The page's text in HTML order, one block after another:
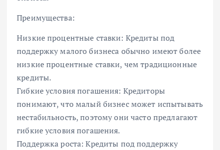
Преимущества:
Низкие процентные ставки: Кредиты под
поддержку малого бизнеса обычно имеют более
низкие процентные ставки, чем традиционные
кредиты.
Гибкие условия погашения: Кредиторы
понимают, что малый бизнес может испытывать
нестабильность, поэтому они часто предлагают
гибкие условия погашения.
Поддержка роста: Кредиты под поддержку